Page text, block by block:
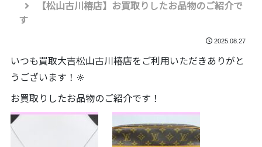
【松山古川椿店】お買取りしたお品物のご紹介で
す
2025.08.27
いつも買取大吉松山古川椿店をご利用いただきありがと
うございます！🔆
お買取りしたお品物のご紹介です！